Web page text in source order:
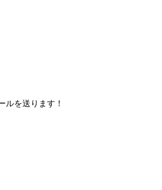
を送ります！